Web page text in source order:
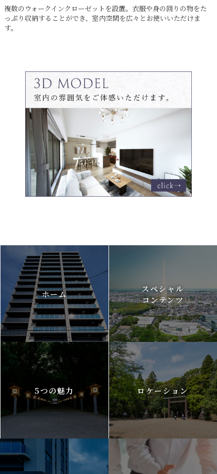
複数のウォークインクローゼットを設置。衣服や身の回りの物をた
っぷり収納することができ、室内空間を広々とお使いいただけま
す。
ホーム
スペシャル
コンテンツ
5つの魅力 ロケーション